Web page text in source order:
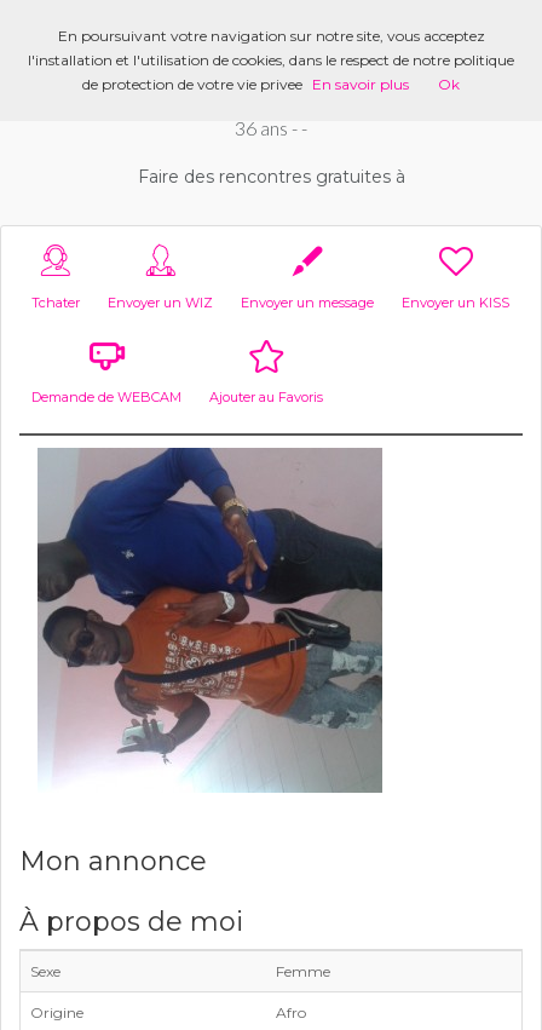
MELO225
36 ans - -
Faire des rencontres gratuites à
Tchater Envoyer un WIZ Envoyer un message Envoyer un KISS
Demande de WEBCAM Ajouter au Favoris
Mon annonce
À propos de moi
Sexe Femme
Origine Afro
En poursuivant votre navigation sur notre site, vous acceptez
l'installation et l'utilisation de cookies, dans le respect de notre politique
de protection de votre vie privee En savoir plus Ok